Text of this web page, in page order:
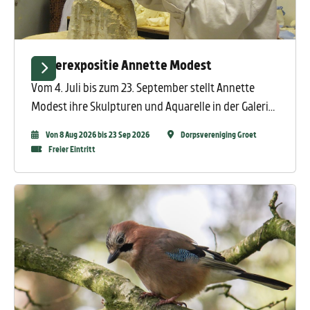
Zomerexpositie Annette Modest
Vom 4. Juli bis zum 23. September stellt Annette
Modest ihre Skulpturen und Aquarelle in der Galerie
Ausstellung mit Skulpturen und Aquarellen, die von
Von 8 Aug 2026 bis 23 Sep 2026
Dorpsvereniging Groet
Freier Eintritt